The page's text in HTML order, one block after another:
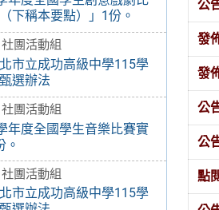
下稱本要點）」1份。
社團活動組
北市立成功高級中學115學
選辦法
社團活動組
年度全國學生音樂比賽實
。
社團活動組
北市立成功高級中學115學
公
發
發
公
公
點